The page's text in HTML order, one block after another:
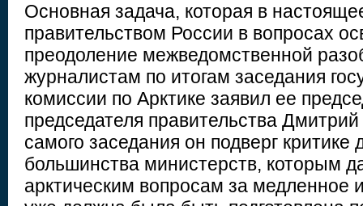
Основная задача, которая в
правительством России в вопросах
преодоление межведомственной
журналистам по итогам заседания
комиссии по Арктике заявил ее
председателя правительства
самого заседания он подверг критике
большинства министерств, которым
арктическим вопросам за медленное